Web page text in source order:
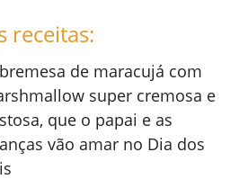
receitas:
de maracujá com
super cremosa e
que o papai e as
vão amar no Dia dos